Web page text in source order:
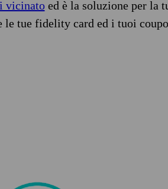
vicinatoed è la soluzione per la
tue fidelity card ed i tuoi